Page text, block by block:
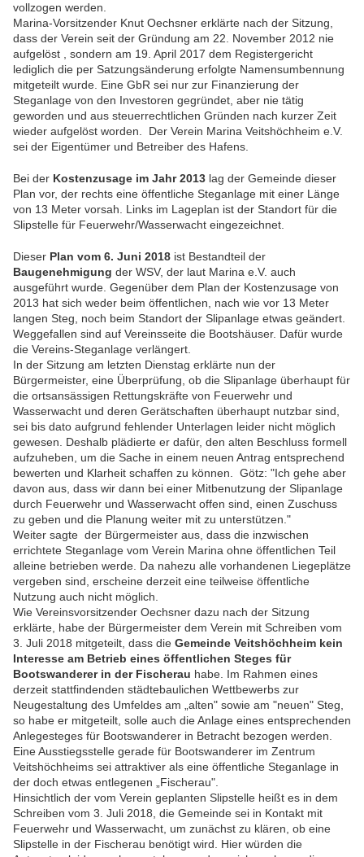
vollzogen werden.
Marina-Vorsitzender Knut Oechsner erklärte nach der Sitzung,
dass der Verein seit der Gründung am 22. November 2012 nie
aufgelöst , sondern am 19. April 2017 dem Registergericht
lediglich die per Satzungsänderung erfolgte Namensumbennung
mitgeteilt wurde. Eine GbR sei nur zur Finanzierung der
Steganlage von den Investoren gegründet, aber nie tätig
geworden und aus steuerrechtlichen Gründen nach kurzer Zeit
wieder aufgelöst worden. Der Verein Marina Veitshöchheim e.V.
sei der Eigentümer und Betreiber des Hafens.
Bei der Kostenzusage im Jahr 2013 lag der Gemeinde dieser
Plan vor, der rechts eine öffentliche Steganlage mit einer Länge
von 13 Meter vorsah. Links im Lageplan ist der Standort für die
Slipstelle für Feuerwehr/Wasserwacht eingezeichnet.
Dieser Plan vom 6. Juni 2018 ist Bestandteil der
Baugenehmigung der WSV, der laut Marina e.V. auch
ausgeführt wurde. Gegenüber dem Plan der Kostenzusage von
2013 hat sich weder beim öffentlichen, nach wie vor 13 Meter
langen Steg, noch beim Standort der Slipanlage etwas geändert.
Weggefallen sind auf Vereinsseite die Bootshäuser. Dafür wurde
die Vereins-Steganlage verlängert.
In der Sitzung am letzten Dienstag erklärte nun der
Bürgermeister, eine Überprüfung, ob die Slipanlage überhaupt für
die ortsansässigen Rettungskräfte von Feuerwehr und
Wasserwacht und deren Gerätschaften überhaupt nutzbar sind,
sei bis dato aufgrund fehlender Unterlagen leider nicht möglich
gewesen. Deshalb plädierte er dafür, den alten Beschluss formell
aufzuheben, um die Sache in einem neuen Antrag entsprechend
bewerten und Klarheit schaffen zu können. Götz: "Ich gehe aber
davon aus, dass wir dann bei einer Mitbenutzung der Slipanlage
durch Feuerwehr und Wasserwacht offen sind, einen Zuschuss
zu geben und die Planung weiter mit zu unterstützen."
Weiter sagte der Bürgermeister aus, dass die inzwischen
errichtete Steganlage vom Verein Marina ohne öffentlichen Teil
alleine betrieben werde. Da nahezu alle vorhandenen Liegeplätze
vergeben sind, erscheine derzeit eine teilweise öffentliche
Nutzung auch nicht möglich.
Wie Vereinsvorsitzender Oechsner dazu nach der Sitzung
erklärte, habe der Bürgermeister dem Verein mit Schreiben vom
3. Juli 2018 mitgeteilt, dass die Gemeinde Veitshöchheim kein
Interesse am Betrieb eines öffentlichen Steges für
Bootswanderer in der Fischerau habe. Im Rahmen eines
derzeit stattfindenden städtebaulichen Wettbewerbs zur
Neugestaltung des Umfeldes am „alten" sowie am "neuen" Steg,
so habe er mitgeteilt, solle auch die Anlage eines entsprechenden
Anlegesteges für Bootswanderer in Betracht bezogen werden.
Eine Ausstiegsstelle gerade für Bootswanderer im Zentrum
Veitshöchheims sei attraktiver als eine öffentliche Steganlage in
der doch etwas entlegenen „Fischerau".
Hinsichtlich der vom Verein geplanten Slipstelle heißt es in dem
Schreiben vom 3. Juli 2018, die Gemeinde sei in Kontakt mit
Feuerwehr und Wasserwacht, um zunächst zu klären, ob eine
Slipstelle in der Fischerau benötigt wird. Hier würden die